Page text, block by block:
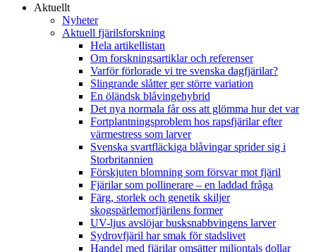
Aktuellt
Nyheter
Aktuell fjärilsforskning
Hela artikellistan
Om forskningsartiklar och referenser
Varför förlorade vi tre svenska dagfjärilar?
Slingrande slåtter ger större variation
En öländsk blåvingehybrid
Det nya normala får oss att glömma hur det var
Fortplantningsproblem hos rapsfjärilar efter
värmestress som larver
Svenska svartfläckiga blåvingar sprider sig i
Storbritannien
Förskjuten blomning som försvar mot fjäril
Fjärilar som pollinerare – en laddad fråga
Färg, storlek och genetik skiljer
skogspärlemorfjärilens former
UV-ljus avslöjar busksnabbvingens larver
Sydrovfjäril har smak för stadslivet
Handel med fjärilar omsätter miljontals dollar